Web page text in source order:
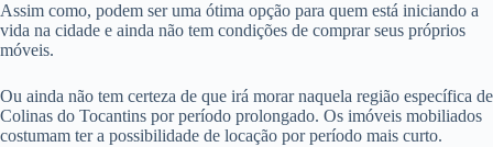
Assim como, podem ser uma ótima opção para quem está iniciando a
vida na cidade e ainda não tem condições de comprar seus próprios
móveis.
Ou ainda não tem certeza de que irá morar naquela região específica de
Colinas do Tocantins por período prolongado. Os imóveis mobiliados
costumam ter a possibilidade de locação por período mais curto.